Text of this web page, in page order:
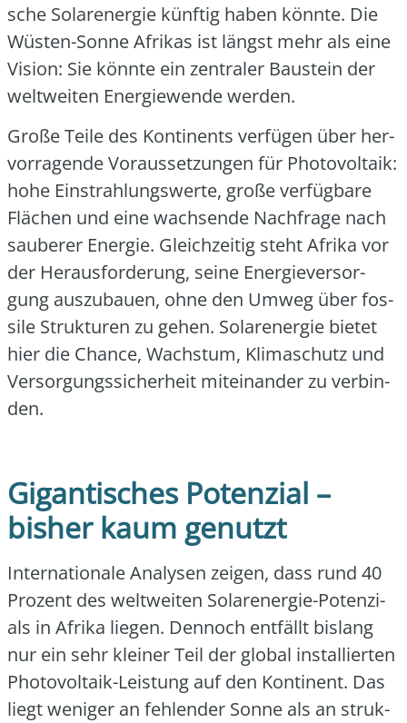
sche Solar­ener­gie künf­tig haben könn­te. Die
Wüs­ten-Son­ne Afri­kas ist längst mehr als eine
Visi­on: Sie könn­te ein zen­tra­ler Bau­stein der
welt­wei­ten Ener­gie­wen­de wer­den.
Gro­ße Tei­le des Kon­ti­nents ver­fü­gen über her­
vor­ra­gen­de Vor­aus­set­zun­gen für Pho­to­vol­ta­ik:
hohe Ein­strah­lungs­wer­te, gro­ße ver­füg­ba­re
Flä­chen und eine wach­sen­de Nach­fra­ge nach
sau­be­rer Ener­gie. Gleich­zei­tig steht Afri­ka vor
der Her­aus­for­de­rung, sei­ne Ener­gie­ver­sor­
gung aus­zu­bau­en, ohne den Umweg über fos­
si­le Struk­tu­ren zu gehen. Solar­ener­gie bie­tet
hier die Chan­ce, Wachs­tum, Kli­ma­schutz und
Ver­sor­gungs­si­cher­heit mit­ein­an­der zu ver­bin­
den.
Gigantisches Potenzial –
bisher kaum genutzt
Inter­na­tio­na­le Ana­ly­sen zei­gen, dass rund 40
Pro­zent des welt­wei­ten Solar­ener­gie-Poten­zi­
als in Afri­ka lie­gen. Den­noch ent­fällt bis­lang
nur ein sehr klei­ner Teil der glo­bal instal­lier­ten
Pho­to­vol­ta­ik-Leis­tung auf den Kon­ti­nent. Das
liegt weni­ger an feh­len­der Son­ne als an struk­